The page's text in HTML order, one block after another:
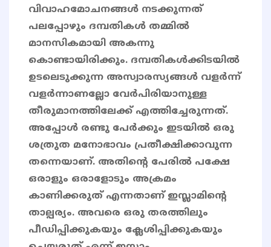
വിവാഹമോചനങ്ങൾ നടക്കുന്നത്
പലപ്പോഴും ദമ്പതികൾ തമ്മിൽ
മാനസികമായി അകന്നു
കൊണ്ടായിരിക്കും. ദമ്പതികൾക്കിടയിൽ
ഉടലെടുക്കുന്ന അസ്വാരസ്യങ്ങൾ വളർന്ന്
വളർന്നാണല്ലോ വേർപിരിയാനുള്ള
തീരുമാനത്തിലേക്ക് എത്തിച്ചേരുന്നത്.
അപ്പോൾ രണ്ടു പേർക്കും ഇടയിൽ ഒരു
ശത്രുത മനോഭാവം പ്രതീക്ഷിക്കാവുന്ന
തന്നെയാണ്. അതിൻ്റെ പേരിൽ പക്ഷേ
ഒരാളും ഒരാളോടും അക്രമം
കാണിക്കരുത് എന്നതാണ് ഇസ്ലാമിൻ്റെ
താല്പര്യം. അവരെ ഒരു തരത്തിലും
പീഡിപ്പിക്കുകയും ക്ലേശിപ്പിക്കുകയും